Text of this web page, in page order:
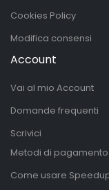
Cookies Policy
Modifica consensi
Account
Vai al mio Account
Domande frequenti
Scrivici
Metodi di pagamento
Come usare